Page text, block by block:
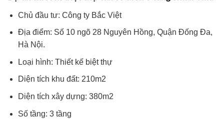
Chủ đầu tư: Công ty Bắc Việt
Địa điểm: Số 10 ngõ 28 Nguyên Hồng, Quận Đống Đa,
Hà Nội.
Loại hình: Thiết kế biệt thự
Diện tích khu đất: 210m2
Diện tích xây dựng: 380m2
Số tầng: 3 tầng